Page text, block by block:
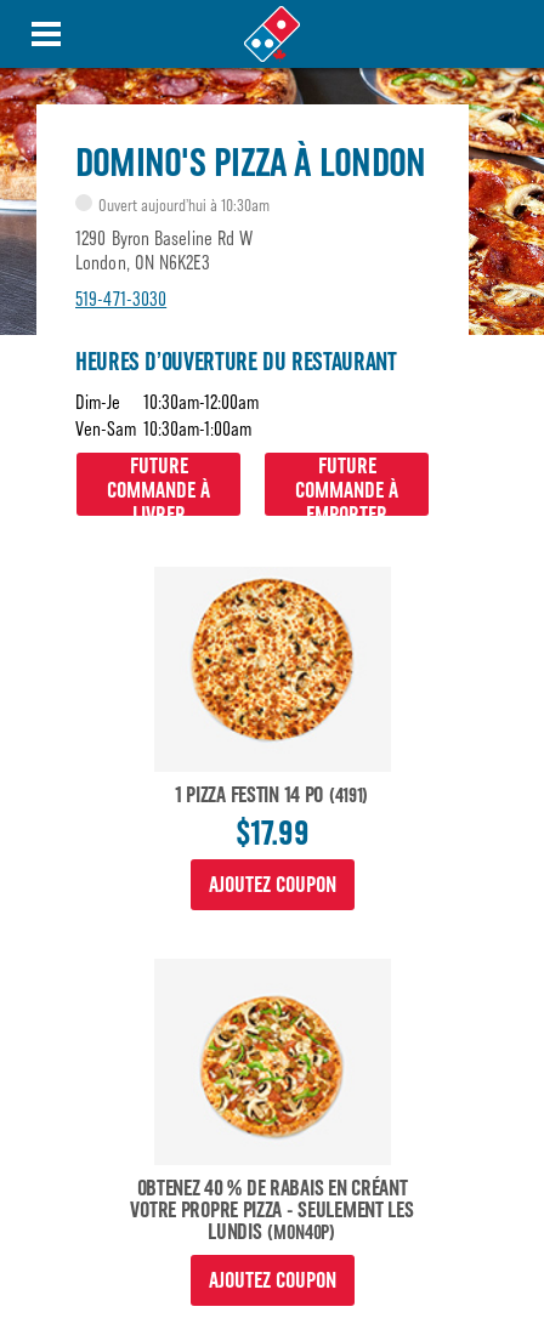
DOMINO'S PIZZA À LONDON
Ouvert aujourd’hui à 10:30am
1290 Byron Baseline Rd W
London, ON N6K2E3
519-471-3030
HEURES D’OUVERTURE DU RESTAURANT
Dim-Je
10:30am-12:00am
Ven-Sam 10:30am-1:00am
FUTURE
COMMANDE À
LIVRER
FUTURE
COMMANDE À
EMPORTER
1 PIZZA FESTIN 14 PO (4191)
$17.99
AJOUTEZ COUPON
OBTENEZ 40 % DE RABAIS EN CRÉANT
VOTRE PROPRE PIZZA - SEULEMENT LES
LUNDIS (MON40P)
AJOUTEZ COUPON